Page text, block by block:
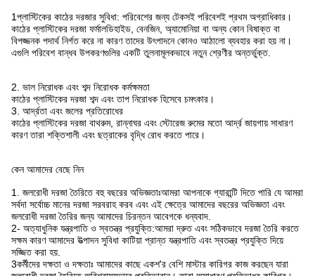
1প্লাস্টিকের কাঠের দরজার সুবিধা: পরিবেশের জন্য টেকসই পরিবেশই প্রথম অগ্রাধিকার।
কাঠের প্লাস্টিকের দরজা ফর্মালডিহাইড, বেনজিন, অ্যামোনিয়া বা অন্য কোন বিষাক্ত বা
বিপজ্জনক পদার্থ নির্গত করে না কারণ তাদের উৎপাদনে কোনও আঠালো ব্যবহার করা হয় না।
এগুলি পরিবেশ বান্ধব উপকরণগুলির একটি তুলনামূলকভাবে নতুন শ্রেণীর অন্তর্ভুক্ত.
2. ভাল নিরোধক এবং শব্দ নিরোধক কর্মক্ষমতা
কাঠের প্লাস্টিকের দরজা শব্দ এবং তাপ নিরোধক হিসেবে চমৎকার।
3. আর্দ্রতা এবং জলের প্রতিরোধের
কাঠের প্লাস্টিকের দরজা বাথরুম, রান্নাঘর এবং স্টোরেজ রুমের মতো আর্দ্র জায়গায় সাধারণ
কারণ তারা শক্তিশালী এবং ছত্রাকের বৃদ্ধি রোধ করতে পারে।
কেন আমাদের বেছে নিন
1. জলরোধী দরজা তৈরিতে বহু বছরের অভিজ্ঞতাঃআমরা আপনাকে গ্যারান্টি দিতে পারি যে আমরা
সর্বদা সর্বোচ্চ মানের দরজা সরবরাহ করব এবং এই ক্ষেত্রে আমাদের বছরের অভিজ্ঞতা এবং
জলরোধী দরজা তৈরির জন্য আমাদের চিরন্তন আবেগকে ধন্যবাদ.
2- অত্যাধুনিক যন্ত্রপাতি ও স্বতন্ত্র প্রযুক্তি:আমরা দ্রুত এবং সঠিকভাবে দরজা তৈরি করতে
সক্ষম কারণ আমাদের উত্পাদন সুবিধা কাটিয়া প্রান্ত যন্ত্রপাতি এবং স্বতন্ত্র প্রযুক্তি দিয়ে
সজ্জিত করা হয়.
3কর্মীদের দক্ষতা ও দক্ষতাঃ আমাদের কাছে একশ'র বেশি মাস্টার কারিগর কাজ করছেন যারা